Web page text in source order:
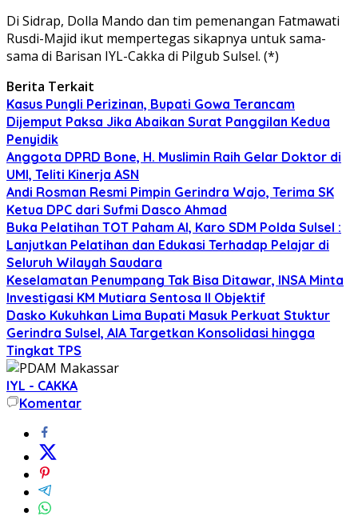
Di Sidrap, Dolla Mando dan tim pemenangan Fatmawati
Rusdi-Majid ikut mempertegas sikapnya untuk sama-
sama di Barisan IYL-Cakka di Pilgub Sulsel. (*)
Berita Terkait
Kasus Pungli Perizinan, Bupati Gowa Terancam
Dijemput Paksa Jika Abaikan Surat Panggilan Kedua
Penyidik
Anggota DPRD Bone, H. Muslimin Raih Gelar Doktor di
UMI, Teliti Kinerja ASN
Andi Rosman Resmi Pimpin Gerindra Wajo, Terima SK
Ketua DPC dari Sufmi Dasco Ahmad
Buka Pelatihan TOT Paham AI, Karo SDM Polda Sulsel :
Lanjutkan Pelatihan dan Edukasi Terhadap Pelajar di
Seluruh Wilayah Saudara
Keselamatan Penumpang Tak Bisa Ditawar, INSA Minta
Investigasi KM Mutiara Sentosa II Objektif
Dasko Kukuhkan Lima Bupati Masuk Perkuat Stuktur
Gerindra Sulsel, AIA Targetkan Konsolidasi hingga
Tingkat TPS
IYL - CAKKA
Komentar